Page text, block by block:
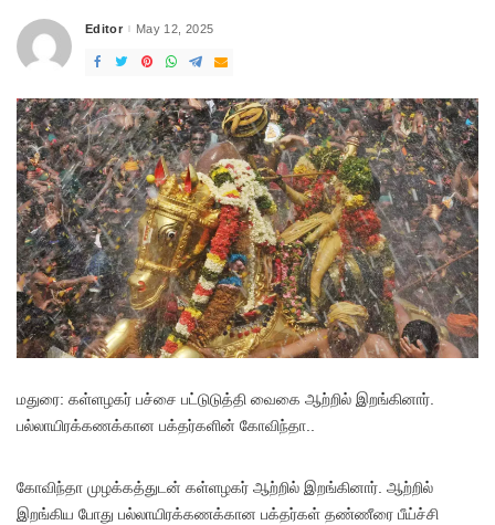
Posted
Editor May 12, 2025
மதுரை: கள்ளழகர் பச்சை பட்டுடுத்தி வைகை ஆற்றில் இறங்கினார்.
பல்லாயிரக்கணக்கான பக்தர்களின் கோவிந்தா..
கோவிந்தா முழக்கத்துடன் கள்ளழகர் ஆற்றில் இறங்கினார். ஆற்றில்
இறங்கிய போது பல்லாயிரக்கணக்கான பக்தர்கள் தண்ணீரை பீய்ச்சி